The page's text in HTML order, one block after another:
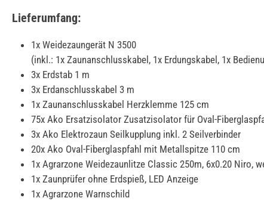
Lieferumfang:
1x Weidezaungerät N 3500
(inkl.: 1x Zaunanschlusskabel, 1x Erdungskabel, 1x
3x Erdstab 1 m
3x Erdanschlusskabel 3 m
1x Zaunanschlusskabel Herzklemme 125 cm
75x Ako Ersatzisolator Zusatzisolator für Oval-
3x Ako Elektrozaun Seilkupplung inkl. 2 Seilverbinder
20x Ako Oval-Fiberglaspfahl mit Metallspitze 110 cm
1x Agrarzone Weidezaunlitze Classic 250m, 6x0.20 Niro,
1x Zaunprüfer ohne Erdspieß, LED Anzeige
1x Agrarzone Warnschild